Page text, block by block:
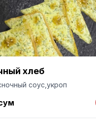
хлеб
соус,укроп